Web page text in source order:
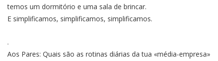
temos um dormitório e uma sala de brincar.
E simplificamos, simplificamos, simplificamos.
.
Aos Pares: Quais são as rotinas diárias da tua «média-empresa»